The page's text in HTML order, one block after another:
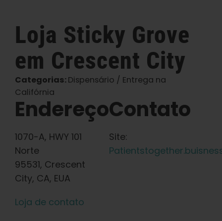
Português Brasileiro
Procurar
por:
Loja Sticky Grove
em Crescent City
Categorias:Dispensário / Entrega na
Califórnia
Endereço
1070-A, HWY 101
Norte
95531, Crescent
City, CA, EUA
Contato
Site:
Loja de contato